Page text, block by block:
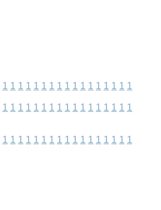
1 1 1 1 1 1 1 1 1 1 1 1 1 1 1 1 1
1 1 1 1 1 1 1 1 1 1 1 1 1 1 1 1 1
1 1 1 1 1 1 1 1 1 1 1 1 1 1 1 1 1